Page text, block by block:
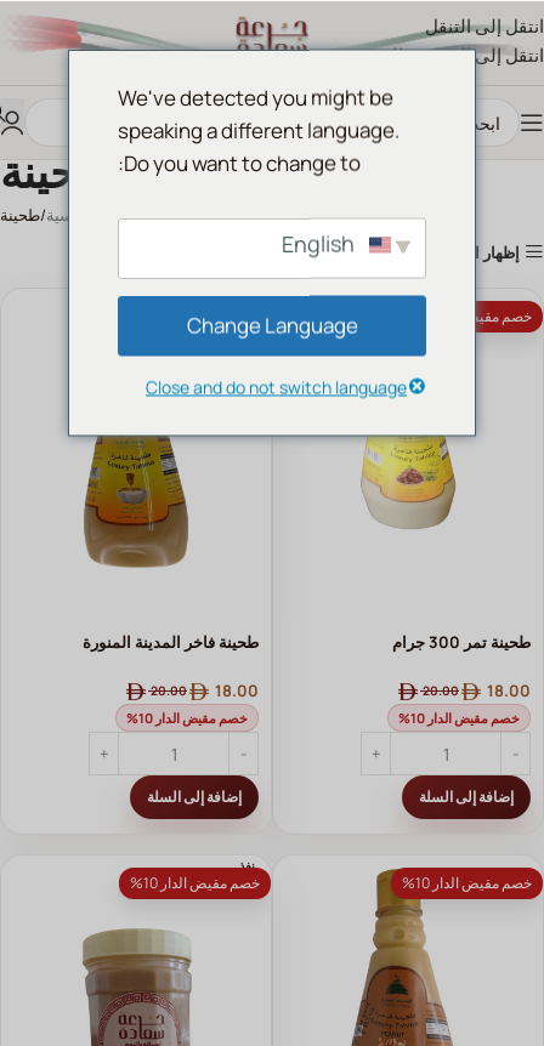
انتقل إلى التنقل
انتقل إلى المحتوى الرئيسي
طحينة
الرئيسية طحينة
إظهار الأعمدة
خصم مقيض الدار 10%
طحينة تمر 300 جرام
20.00 18.00
خصم مقيض الدار 10%
إضافة إلى السلة
خصم مقيض الدار 10%
طحينة فاخر المدينة المنورة
20.00 18.00
خصم مقيض الدار 10%
إضافة إلى السلة
خصم مقيض الدار 10% خصم مقيض الدار 10%
نفذ
We've detected you might be
speaking a different language.
Do you want to change to:
Change Language
Close and do not switch language